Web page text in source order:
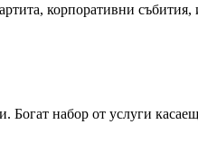
корпоративни
набор от услуги